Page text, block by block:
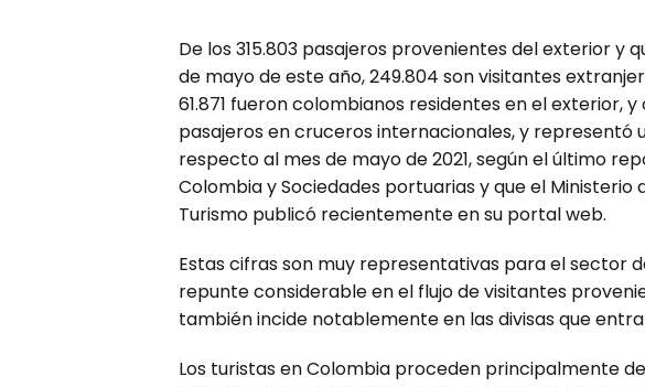
De los 315.803 pasajeros provenientes del exterior y
de mayo de este año, 249.804 son visitantes
61.871 fueron colombianos residentes en el exterior,
pasajeros en cruceros internacionales, y representó
respecto al mes de mayo de 2021, según el último
Colombia y Sociedades portuarias y que el Ministerio
Turismo publicó recientemente en su portal web.
Estas cifras son muy representativas para el sector
repunte considerable en el flujo de visitantes
también incide notablemente en las divisas que
Los turistas en Colombia proceden principalmente